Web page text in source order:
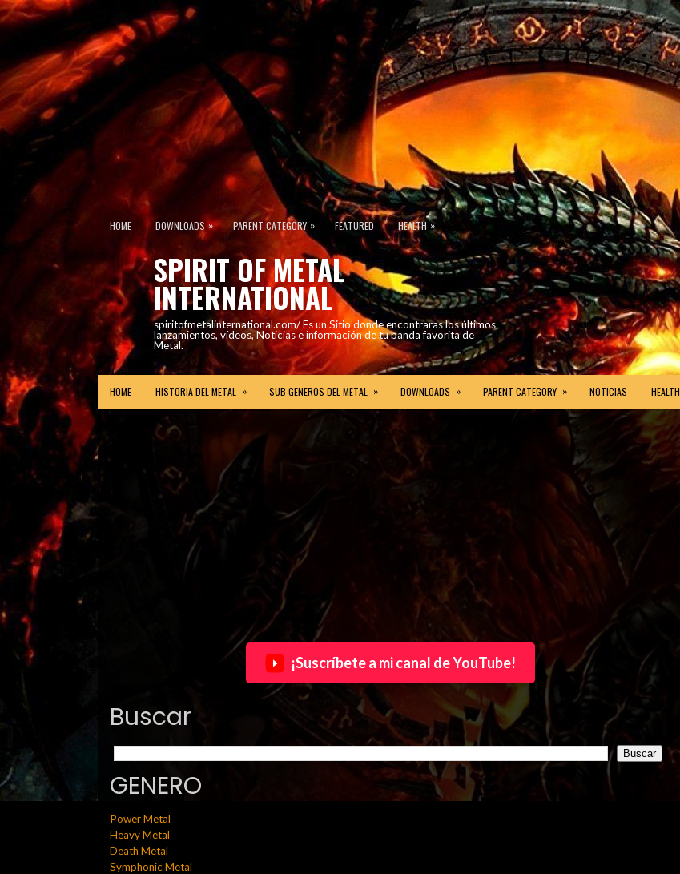
HOME DOWNLOADS » PARENT CATEGORY » FEATURED HEALTH »
SPIRIT OF METAL
INTERNATIONAL
spiritofmetalinternational.com/ Es un Sitio donde encontraras los últimos
lanzamientos, vídeos, Noticias e información de tu banda favorita de
Metal.
HOME HISTORIA DEL METAL » SUB GENEROS DEL METAL » DOWNLOADS » PARENT CATEGORY » NOTICIAS HEALTH
¡Suscríbete a mi canal de YouTube!
Buscar
GENERO
Power Metal
Heavy Metal
Death Metal
Symphonic Metal